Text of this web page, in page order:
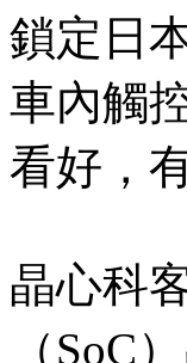
鎖定日
車內觸
看好，
晶心科
（SoC